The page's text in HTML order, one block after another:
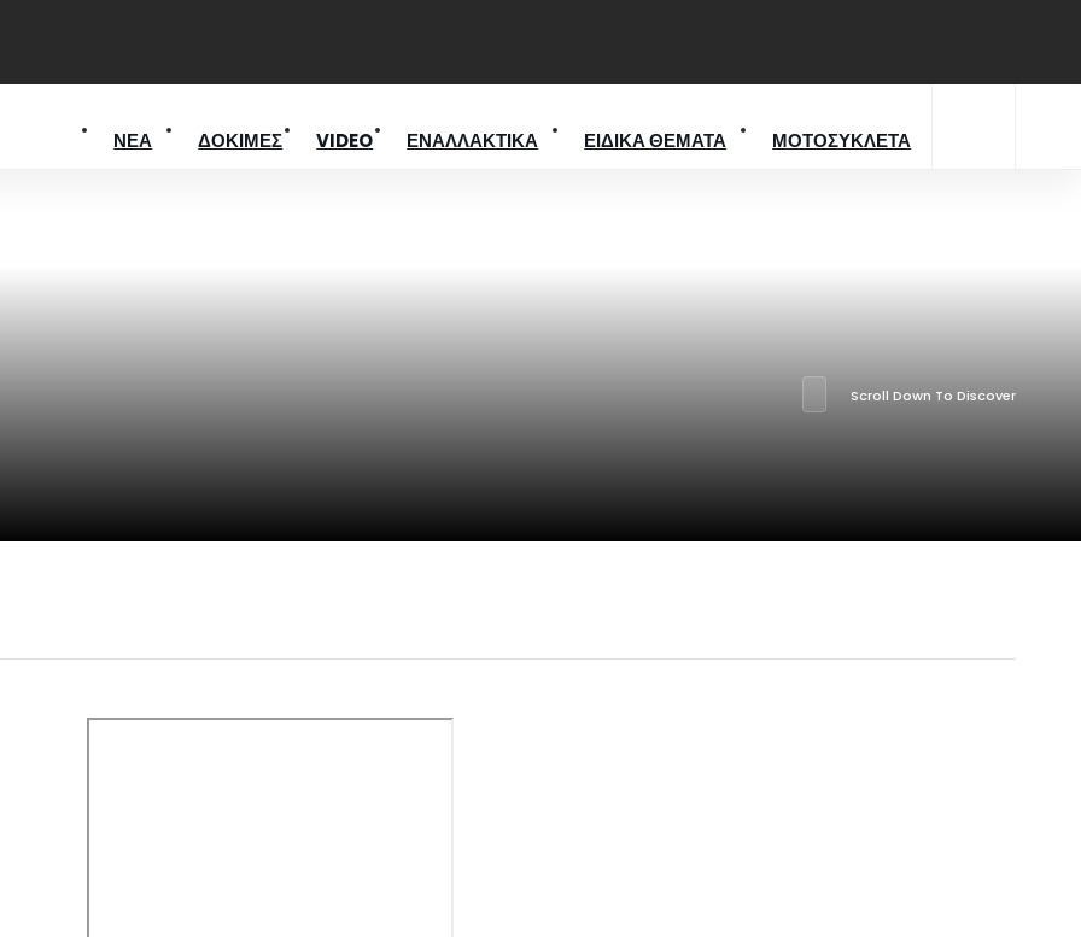
ΝΕΑ ΔΟΚΙΜΕΣ VIDEO ΕΝΑΛΛΑΚΤΙΚΑ ΕΙΔΙΚΑ ΘΕΜΑΤΑ ΜΟΤΟΣΥΚΛΕΤΑ
Scroll Down To Discover